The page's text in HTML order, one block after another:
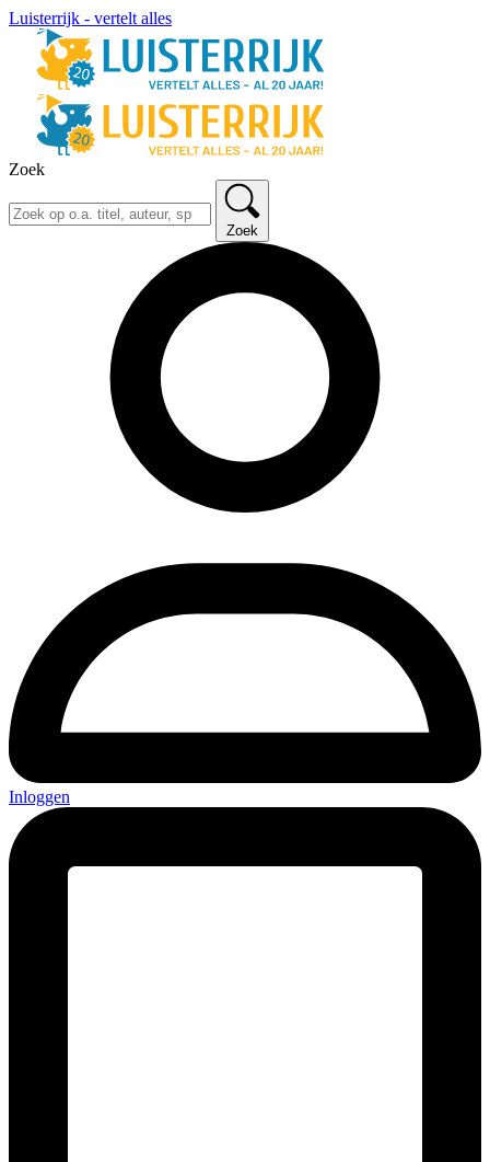
Luisterrijk - vertelt alles
Zoek
Zoek
Inloggen